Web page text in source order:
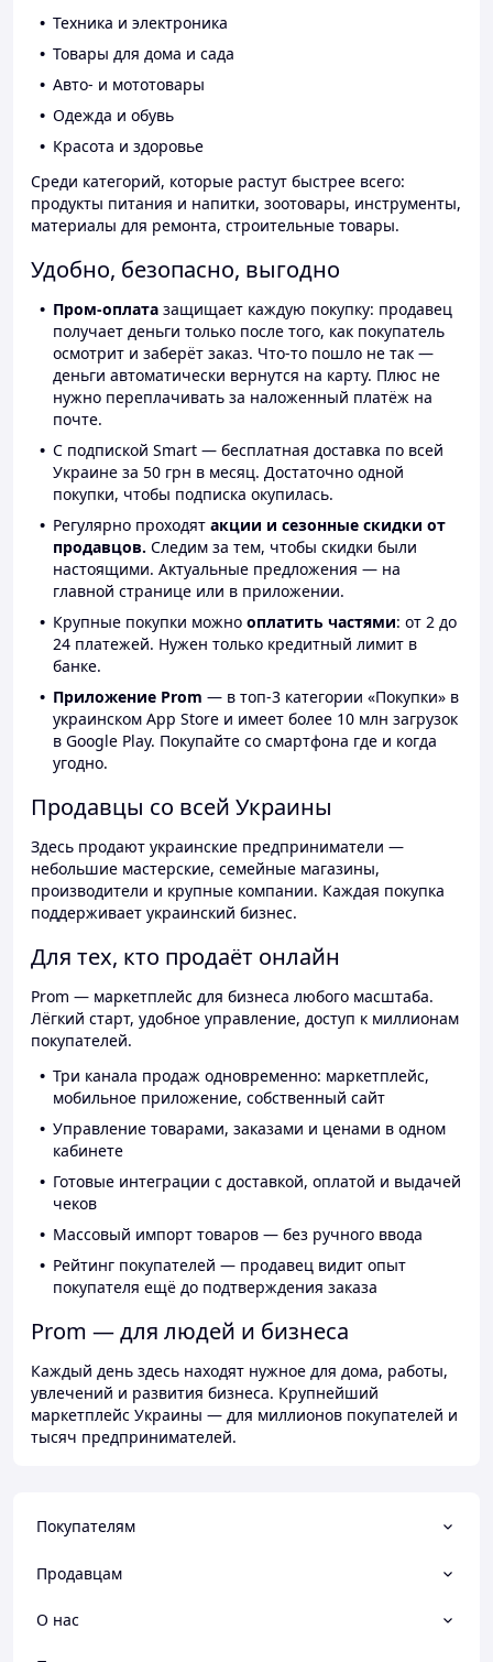
Техника и электроника
Товары для дома и сада
Авто- и мототовары
Одежда и обувь
Красота и здоровье
Среди категорий, которые растут быстрее всего:
продукты питания и напитки, зоотовары, инструменты,
материалы для ремонта, строительные товары.
Удобно, безопасно, выгодно
Пром-оплата защищает каждую покупку: продавец
получает деньги только после того, как покупатель
осмотрит и заберёт заказ. Что-то пошло не так —
деньги автоматически вернутся на карту. Плюс не
нужно переплачивать за наложенный платёж на
почте.
С подпиской Smart — бесплатная доставка по всей
Украине за 50 грн в месяц. Достаточно одной
покупки, чтобы подписка окупилась.
Регулярно проходят акции и сезонные скидки от
продавцов. Следим за тем, чтобы скидки были
настоящими. Актуальные предложения — на
главной странице или в приложении.
Крупные покупки можно оплатить частями: от 2 до
24 платежей. Нужен только кредитный лимит в
банке.
Приложение Prom — в топ-3 категории «Покупки» в
украинском App Store и имеет более 10 млн загрузок
в Google Play. Покупайте со смартфона где и когда
угодно.
Продавцы со всей Украины
Здесь продают украинские предприниматели —
небольшие мастерские, семейные магазины,
производители и крупные компании. Каждая покупка
поддерживает украинский бизнес.
Для тех, кто продаёт онлайн
Prom — маркетплейс для бизнеса любого масштаба.
Лёгкий старт, удобное управление, доступ к миллионам
покупателей.
Три канала продаж одновременно: маркетплейс,
мобильное приложение, собственный сайт
Управление товарами, заказами и ценами в одном
кабинете
Готовые интеграции с доставкой, оплатой и выдачей
чеков
Массовый импорт товаров — без ручного ввода
Рейтинг покупателей — продавец видит опыт
покупателя ещё до подтверждения заказа
Prom — для людей и бизнеса
Каждый день здесь находят нужное для дома, работы,
увлечений и развития бизнеса. Крупнейший
маркетплейс Украины — для миллионов покупателей и
тысяч предпринимателей.
Покупателям
Продавцам
О нас